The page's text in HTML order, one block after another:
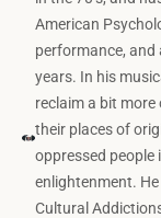
American
performance,
years. In his
reclaim a bit
their places of
oppressed people
enlightenment.
Cultural